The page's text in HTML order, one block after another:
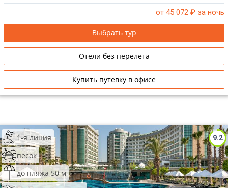
от 45 072 ₽ за ночь
Выбрать тур
Отели без перелета
Купить путевку в офисе
9.2
1-я линия
песок
до пляжа 50 м